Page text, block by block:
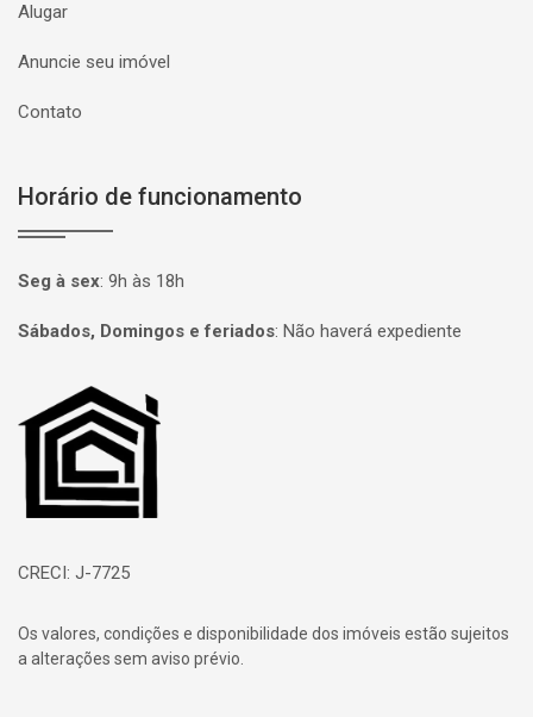
Alugar
Anuncie seu imóvel
Contato
Horário de funcionamento
Seg à sex: 9h às 18h
Sábados, Domingos e feriados: Não haverá expediente
Página inicial
CRECI: J-7725
Os valores, condições e disponibilidade dos imóveis estão sujeitos
a alterações sem aviso prévio.